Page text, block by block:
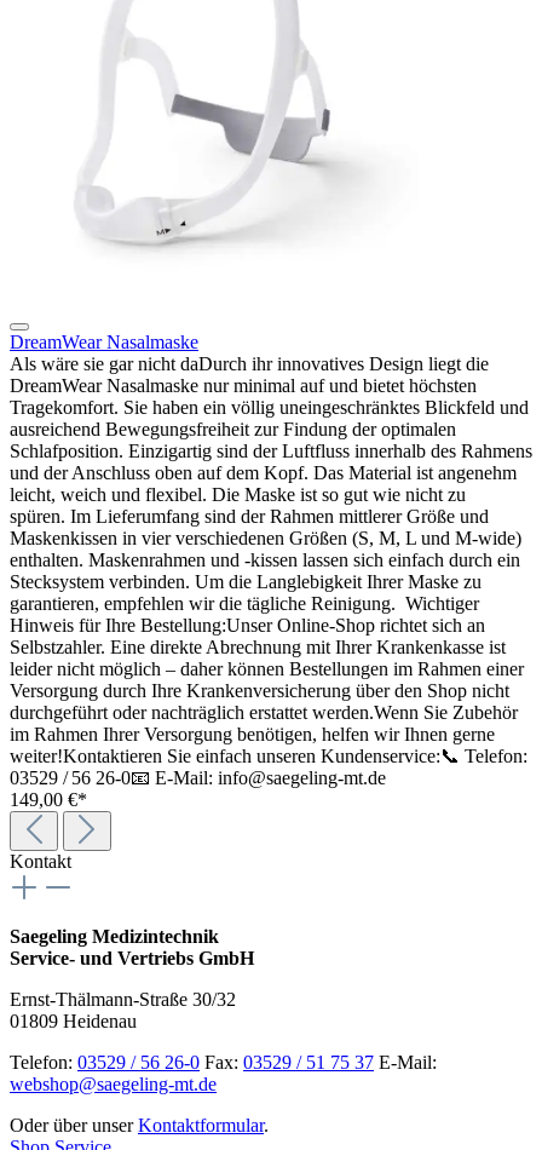
DreamWear Nasalmaske
Als wäre sie gar nicht daDurch ihr innovatives Design liegt die
DreamWear Nasalmaske nur minimal auf und bietet höchsten
Tragekomfort. Sie haben ein völlig uneingeschränktes Blickfeld und
ausreichend Bewegungsfreiheit zur Findung der optimalen
Schlafposition. Einzigartig sind der Luftfluss innerhalb des Rahmens
und der Anschluss oben auf dem Kopf. Das Material ist angenehm
leicht, weich und flexibel. Die Maske ist so gut wie nicht zu
spüren. Im Lieferumfang sind der Rahmen mittlerer Größe und
Maskenkissen in vier verschiedenen Größen (S, M, L und M-wide)
enthalten. Maskenrahmen und -kissen lassen sich einfach durch ein
Stecksystem verbinden. Um die Langlebigkeit Ihrer Maske zu
garantieren, empfehlen wir die tägliche Reinigung. Wichtiger
Hinweis für Ihre Bestellung:Unser Online-Shop richtet sich an
Selbstzahler. Eine direkte Abrechnung mit Ihrer Krankenkasse ist
leider nicht möglich – daher können Bestellungen im Rahmen einer
Versorgung durch Ihre Krankenversicherung über den Shop nicht
durchgeführt oder nachträglich erstattet werden.Wenn Sie Zubehör
im Rahmen Ihrer Versorgung benötigen, helfen wir Ihnen gerne
weiter!Kontaktieren Sie einfach unseren Kundenservice:📞 Telefon:
03529 / 56 26-0📧 E-Mail: info@saegeling-mt.de
149,00 €*
Kontakt
Saegeling Medizintechnik
Service- und Vertriebs GmbH
Ernst-Thälmann-Straße 30/32
01809 Heidenau
Telefon: 03529 / 56 26-0 Fax: 03529 / 51 75 37 E-Mail:
webshop@saegeling-mt.de
Oder über unserKontaktformular.